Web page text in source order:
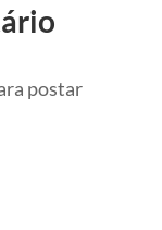
postar